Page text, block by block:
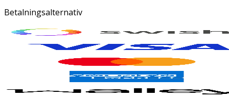
Betalningsalternativ